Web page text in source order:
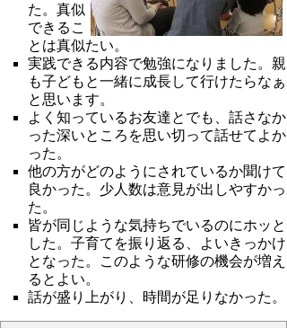
た。真似
できるこ
とは真似たい。
実践できる内容で勉強になりました。親
も子どもと一緒に成長して行けたらなぁ
と思います。
よく知っているお友達とでも、話さなか
った深いところを思い切って話せてよか
った。
他の方がどのようにされているか聞けて
良かった。少人数は意見が出しやすかっ
た。
皆が同じような気持ちでいるのにホッと
した。子育てを振り返る、よいきっかけ
となった。このような研修の機会が増え
るとよい。
話が盛り上がり、時間が足りなかった。